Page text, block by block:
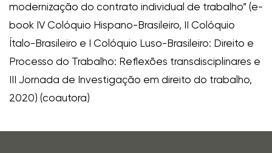
modernização do contrato individual de trabalho” (e-
book IV Colóquio Hispano-Brasileiro, II Colóquio
Ítalo-Brasileiro e I Colóquio Luso-Brasileiro: Direito e
Processo do Trabalho: Reflexões transdisciplinares e
III Jornada de Investigação em direito do trabalho,
2020) (coautora)